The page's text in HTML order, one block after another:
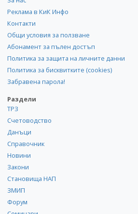
Реклама в КиК Инфо
Контакти
Общи условия за ползване
Абонамент за пълен достъп
Политика за защита на личните данни
Политика за бисквитките (cookies)
Забравена парола!
Раздели
ТРЗ
Счетоводство
Данъци
Справочник
Новини
Закони
Становища НАП
ЗМИП
Форум